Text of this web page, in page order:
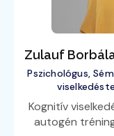
Zulauf
Pszichológus,
Kognitív
autogén